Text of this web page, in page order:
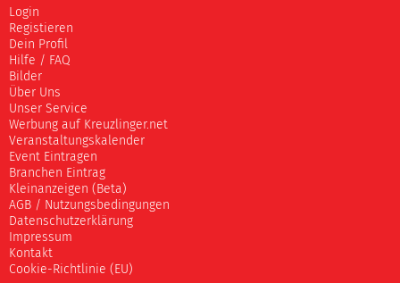
Login
Registieren
Dein Profil
Hilfe / FAQ
Bilder
Über Uns
Unser Service
Werbung auf Kreuzlinger.net
Veranstaltungskalender
Event Eintragen
Branchen Eintrag
Kleinanzeigen (Beta)
AGB / Nutzungsbedingungen
Datenschutzerklärung
Impressum
Kontakt
Cookie-Richtlinie (EU)